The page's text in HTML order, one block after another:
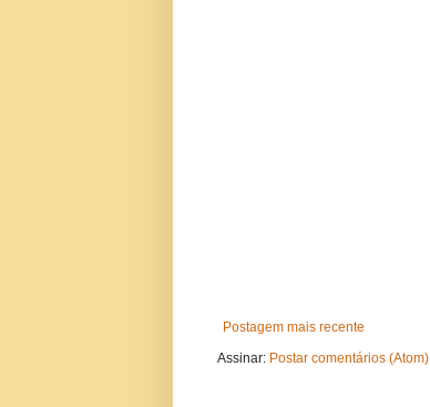
Postagem mais recente
Assinar: Postar comentários (Atom)